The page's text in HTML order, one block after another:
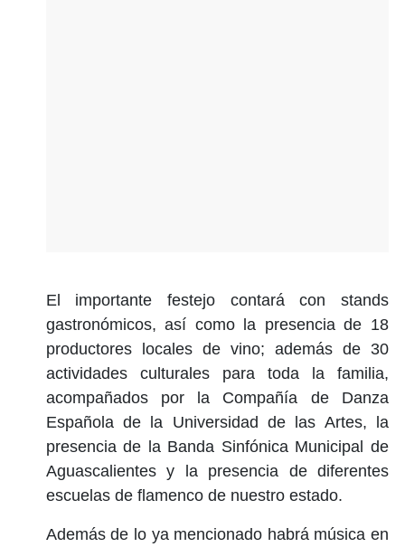
El importante festejo contará con stands
gastronómicos, así como la presencia de 18
productores locales de vino; además de 30
actividades culturales para toda la familia,
acompañados por la Compañía de Danza
Española de la Universidad de las Artes, la
presencia de la Banda Sinfónica Municipal de
Aguascalientes y la presencia de diferentes
escuelas de flamenco de nuestro estado.
Además de lo ya mencionado habrá música en